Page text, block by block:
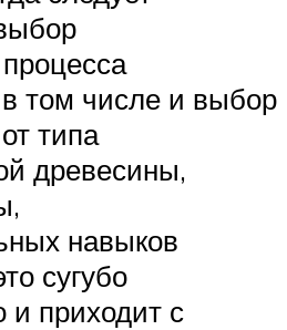
том числе и выбор
типа
древесины,
навыков
сугубо
и приходит с